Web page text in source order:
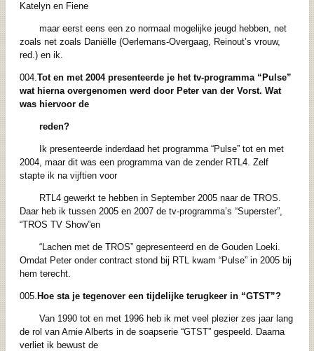
Katelyn en Fiene
maar eerst eens een zo normaal mogelijke jeugd hebben, net
zoals net zoals Daniëlle (Oerlemans-Overgaag, Reinout’s vrouw,
red.) en ik.
004.Tot en met 2004 presenteerde je het tv-programma “Pulse”
wat hierna overgenomen werd door Peter van der Vorst. Wat
was hiervoor de
reden?
Ik presenteerde inderdaad het programma “Pulse” tot en met
2004, maar dit was een programma van de zender RTL4. Zelf
stapte ik na vijftien voor
RTL4 gewerkt te hebben in September 2005 naar de TROS.
Daar heb ik tussen 2005 en 2007 de tv-programma’s “Superster”,
“TROS TV Show”en
“Lachen met de TROS” gepresenteerd en de Gouden Loeki.
Omdat Peter onder contract stond bij RTL kwam “Pulse” in 2005 bij
hem terecht.
005. Hoe sta je tegenover een tijdelijke terugkeer in “GTST”?
Van 1990 tot en met 1996 heb ik met veel plezier zes jaar lang
de rol van Arnie Alberts in de soapserie “GTST” gespeeld. Daarna
verliet ik bewust de